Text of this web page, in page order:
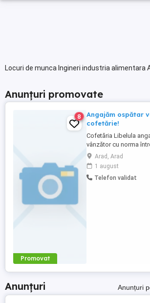
Locuri de munca Ingineri industria alimentara
Anunțuri promovate
Promovat
8
Angajăm ospătar
cofetărie!
Cofetăria Libelula
vânzător cu norma
determinată sau
personal cu
sunati la !
Arad, Arad
1 august
Telefon validat
Anunțuri Anunțuri